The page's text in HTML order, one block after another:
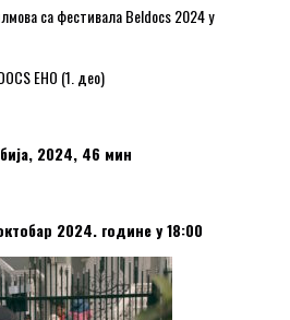
са фестивала Beldocs 2024 у
EHO (1. део)
2024, 46 мин
2024. године у 18:00